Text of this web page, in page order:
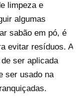
limpeza e
algumas
sabão em pó, é
evitar resíduos. A
ser aplicada
ser usado na